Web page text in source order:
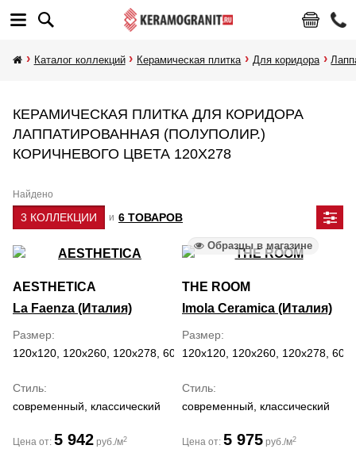
Каталог коллекций Керамическая плитка Для коридора
КЕРАМИЧЕСКАЯ ПЛИТКА ДЛЯ КОРИДОРА
ЛАППАТИРОВАННАЯ (ПОЛУПОЛИР.)
КОРИЧНЕВОГО ЦВЕТА 120Х278
Найдено
3 КОЛЛЕКЦИИ и 6 ТОВАРОВ
AESTHETICA
La Faenza (Италия)
Размер
120x120, 120x260, 120x278, 60x120
Стиль
современный, классический
Цена от: 5 942 руб./м2
Образцы в магазине
THE ROOM
Imola Ceramica (Италия)
Размер
120x120, 120x260, 120x278,
Стиль
современный, классический
Цена от: 5 975 руб./м2